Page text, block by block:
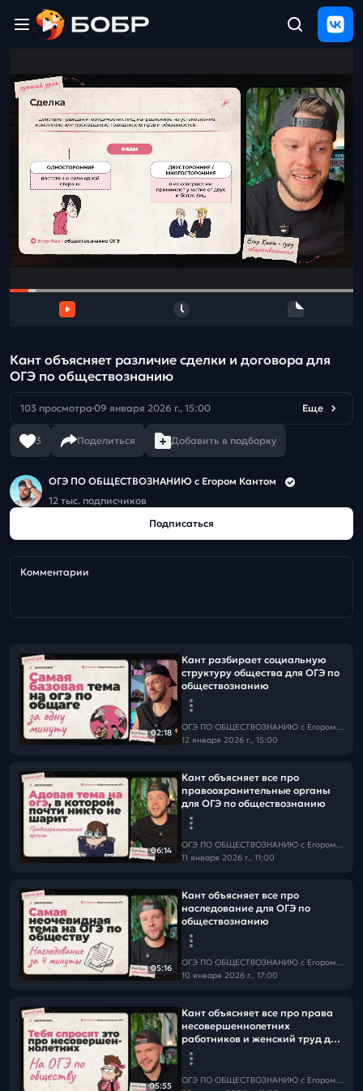
ЩЕЛЧОК
2026
Полезные
материалы
Проверка
сочинений
поддержка
и
Кант объясняет различие сделки и договора для
ОГЭ по обществознанию
103 просмотра 09 января 2026 г., 15:00 Еще
3 Поделиться Добавить в подборку
ОГЭ ПО ОБЩЕСТВОЗНАНИЮ c Егором Кантом
12 тыс. подписчиков
Подписаться
Комментарии
02:18
Кант разбирает социальную
структуру общества для ОГЭ по
обществознанию
ОГЭ ПО ОБЩЕСТВОЗНАНИЮ c Егором Кантом
12 января 2026 г., 15:00
06:14
Кант объясняет все про
правоохранительные органы
для ОГЭ по обществознанию
ОГЭ ПО ОБЩЕСТВОЗНАНИЮ c Егором Кантом
11 января 2026 г., 11:00
05:16
Кант объясняет все про
наследование для ОГЭ по
обществознанию
ОГЭ ПО ОБЩЕСТВОЗНАНИЮ c Егором Кантом
10 января 2026 г., 17:00
05:55
Кант объясняет все про права
несовершеннолетних
работников и женский труд для
ОГЭ по обществознанию
ОГЭ ПО ОБЩЕСТВОЗНАНИЮ c Егором Кантом